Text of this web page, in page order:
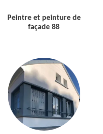
Peintre et peinture de
façade 88